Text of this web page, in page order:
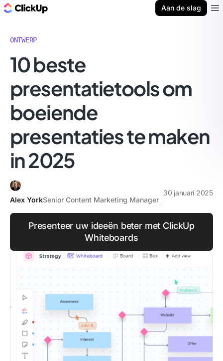
Aan de slag
ONTWERP
10 beste
presentatietools om
boeiende
presentaties te maken
in 2025
Alex YorkSenior Content Marketing Manager
30 januari 2025
Presenteer uw ideeën beter met ClickUp
Whiteboards